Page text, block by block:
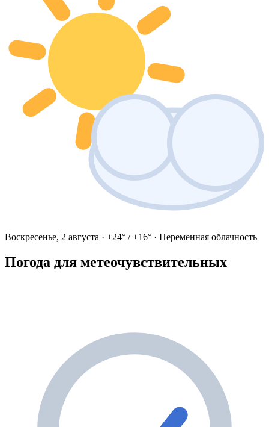
Воскресенье, 2 августа · +24° / +16° · Переменная облачность
Погода для метеочувствительных